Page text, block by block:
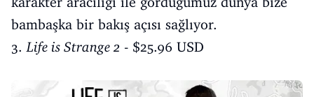
bambaşka bir bakış açısı sağlıyor.
3.Life is Strange 2 - $25.96 USD